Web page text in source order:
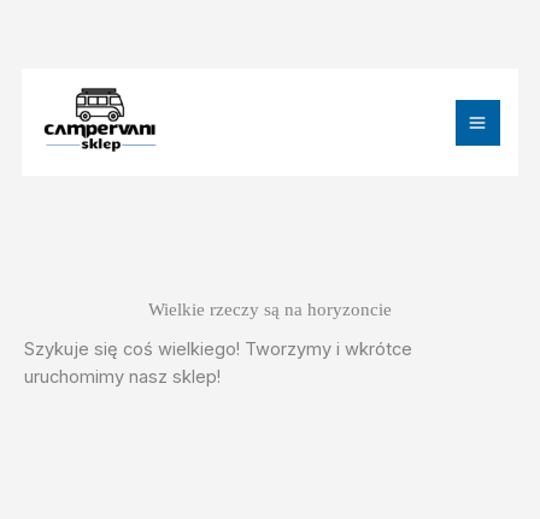
Wielkie rzeczy są na horyzoncie
Szykuje się coś wielkiego! Tworzymy i wkrótce
uruchomimy nasz sklep!